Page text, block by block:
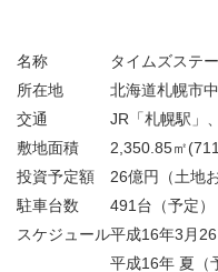
名称
タイムズステ
所在地
北海道札幌市
交通
JR「札幌駅」
敷地面積
2,350.85㎡
投資予定額
26億円（土地
駐車台数
491台（予定）
スケジュール平成16年3月26
平成16年 夏（